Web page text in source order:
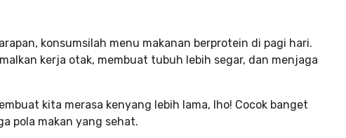
konsumsilah menu makanan berprotein di pagi hari.
kerja otak, membuat tubuh lebih segar, dan menjaga
kita merasa kenyang lebih lama, lho! Cocok banget
pola makan yang sehat.